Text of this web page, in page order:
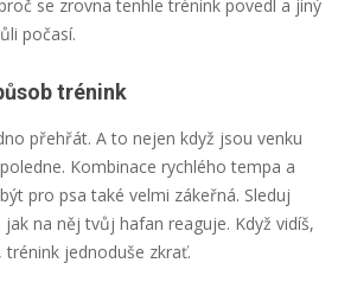
se zrovna tenhle trénink povedl a jiný
počasí.
trénink
přehřát. A to nejen když jsou venku
Kombinace rychlého tempa a
pro psa také velmi zákeřná. Sleduj
na něj tvůj hafan reaguje. Když vidíš,
trénink jednoduše zkrať.